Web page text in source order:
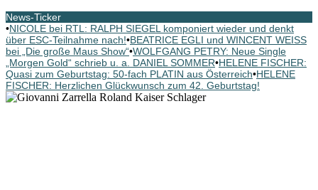
News-Ticker
•NICOLE bei RTL: RALPH SIEGEL komponiert wieder und denkt
über ESC-Teilnahme nach!•BEATRICE EGLI und WINCENT WEISS
bei „Die große Maus Show“•WOLFGANG PETRY: Neue Single
„Morgen Gold“ schrieb u. a. DANIEL SOMMER•HELENE FISCHER:
Quasi zum Geburtstag: 50-fach PLATIN aus Österreich•HELENE
FISCHER: Herzlichen Glückwunsch zum 42. Geburtstag!